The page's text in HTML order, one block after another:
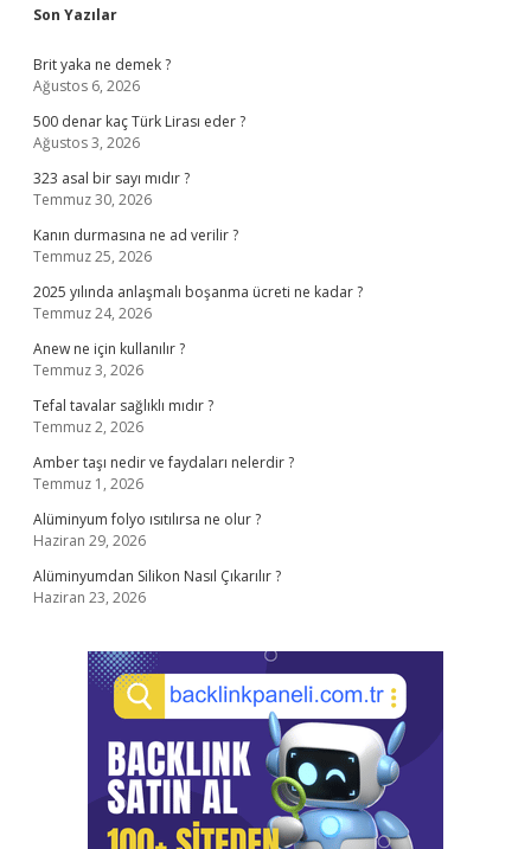
Sidebar
Son Yazılar
Brit yaka ne demek ?
Ağustos 6, 2026
500 denar kaç Türk Lirası eder ?
Ağustos 3, 2026
323 asal bir sayı mıdır ?
Temmuz 30, 2026
Kanın durmasına ne ad verilir ?
Temmuz 25, 2026
2025 yılında anlaşmalı boşanma ücreti ne kadar ?
Temmuz 24, 2026
Anew ne için kullanılır ?
Temmuz 3, 2026
Tefal tavalar sağlıklı mıdır ?
Temmuz 2, 2026
Amber taşı nedir ve faydaları nelerdir ?
Temmuz 1, 2026
Alüminyum folyo ısıtılırsa ne olur ?
Haziran 29, 2026
Alüminyumdan Silikon Nasıl Çıkarılır ?
Haziran 23, 2026